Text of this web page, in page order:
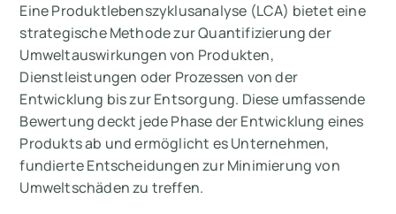
Eine Produktlebenszyklusanalyse (LCA) bietet eine
strategische Methode zur Quantifizierung der
Umweltauswirkungen von Produkten,
Dienstleistungen oder Prozessen von der
Entwicklung bis zur Entsorgung. Diese umfassende
Bewertung deckt jede Phase der Entwicklung eines
Produkts ab und ermöglicht es Unternehmen,
fundierte Entscheidungen zur Minimierung von
Umweltschäden zu treffen.